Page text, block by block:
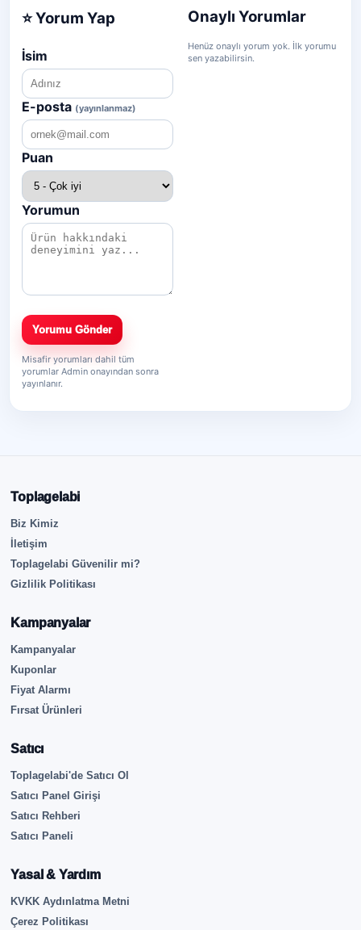
⭐ Yorum Yap
İsim
E-posta (yayınlanmaz)
Puan
Yorumun
Yorumu Gönder
Misafir yorumları dahil tüm
yorumlar Admin onayından sonra
yayınlanır.
Onaylı Yorumlar
Henüz onaylı yorum yok. İlk yorumu
sen yazabilirsin.
Toplagelabi
Biz Kimiz
İletişim
Toplagelabi Güvenilir mi?
Gizlilik Politikası
Kampanyalar
Kampanyalar
Kuponlar
Fiyat Alarmı
Fırsat Ürünleri
Satıcı
Toplagelabi'de Satıcı Ol
Satıcı Panel Girişi
Satıcı Rehberi
Satıcı Paneli
Yasal & Yardım
KVKK Aydınlatma Metni
Çerez Politikası